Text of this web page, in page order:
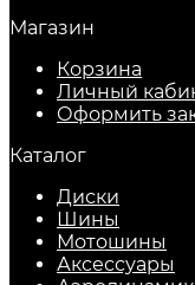
Магазин
Корзина
Личный
Оформить
Каталог
Диски
Шины
Мотошины
Аксессуары